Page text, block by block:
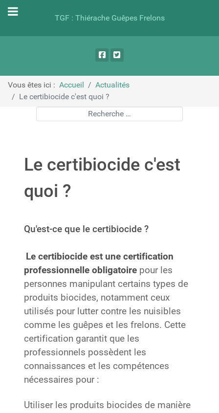
TGF : Thiérache Guêpes Frelons
Vous êtes ici : Accueil
Actualités
Le certibiocide c'est quoi ?
Le certibiocide c'est
quoi ?
Qu'est-ce que le certibiocide ?
Le certibiocide est une certification
professionnelle obligatoire pour les
personnes manipulant certains types de
produits biocides, notamment ceux
utilisés pour lutter contre les nuisibles
comme les guêpes et les frelons. Cette
certification garantit que les
professionnels possèdent les
connaissances et les compétences
nécessaires pour :
Utiliser les produits biocides de manière